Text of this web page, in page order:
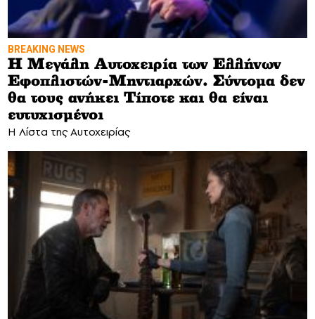
BREAKING NEWS
Η Μεγάλη Αυτοχειρία των Ελλήνων
Eφοπλιστών-Μηντιαρχών. Σύντομα δεν
θα τους ανήκει Τίποτε και θα είναι
ευτυχισμένοι
H Λίστα της Αυτοχειρίας